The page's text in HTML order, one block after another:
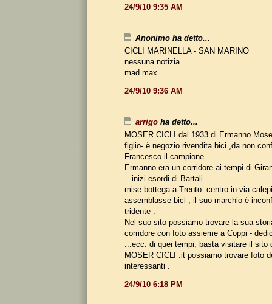
24/9/10 9:35 AM
Anonimo ha detto...
CICLI MARINELLA - SAN MARINO
nessuna notizia
mad max
24/9/10 9:36 AM
arrigo ha detto...
MOSER CICLI dal 1933 di Ermanno
figlio- è negozio rivendita bici ,da non
Francesco il campione .
Ermanno era un corridore ai tempi di
...inizi esordi di Bartali .
mise bottega a Trento- centro in via
assemblasse bici , il suo marchio è
tridente .
Nel suo sito possiamo trovare la sua
corridore con foto assieme a Coppi -
...ecc. di quei tempi, basta visitare il sito
MOSER CICLI .it possiamo trovare foto
interessanti .
24/9/10 6:18 PM